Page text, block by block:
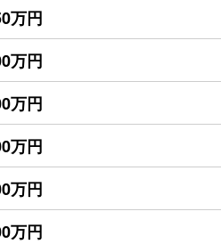
万円
万円
万円
万円
万円
万円